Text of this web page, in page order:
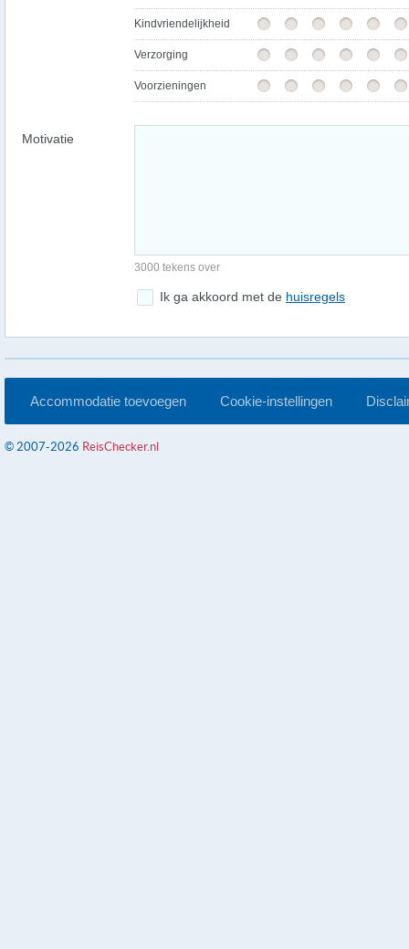
Kindvriendelijkheid
Verzorging
Voorzieningen
Motivatie
3000 tekens over
Ik ga akkoord met de huisregels
Accommodatie toevoegen Cookie-instellingen
© 2007-2026 ReisChecker.nl